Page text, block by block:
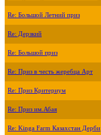
Re: Большой Летний приз
Re: Дерзкий
Re: Большой приз
Re: Приз в честь жеребца Арт
Re: Приз Критериум
Re: Приз им.Абая
Re: Kinga Farm Казахстан Дерби